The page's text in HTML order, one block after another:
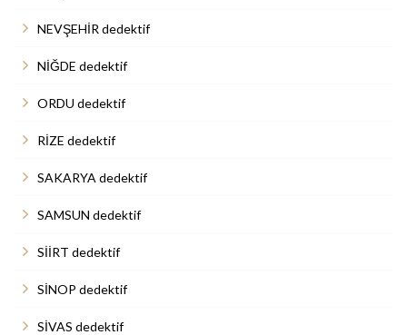
NEVŞEHİR dedektif
NİĞDE dedektif
ORDU dedektif
RİZE dedektif
SAKARYA dedektif
SAMSUN dedektif
SİİRT dedektif
SİNOP dedektif
SİVAS dedektif